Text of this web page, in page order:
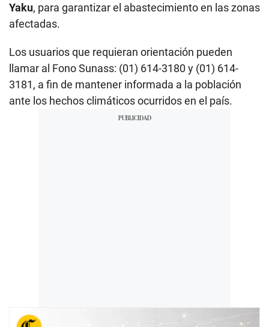
Yaku, para garantizar el abastecimiento en las zonas
afectadas.
Los usuarios que requieran orientación pueden
llamar al Fono Sunass: (01) 614-3180 y (01) 614-
3181, a fin de mantener informada a la población
ante los hechos climáticos ocurridos en el país.